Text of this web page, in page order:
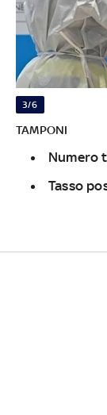
3/6
TAMPONI
Numero
Tasso